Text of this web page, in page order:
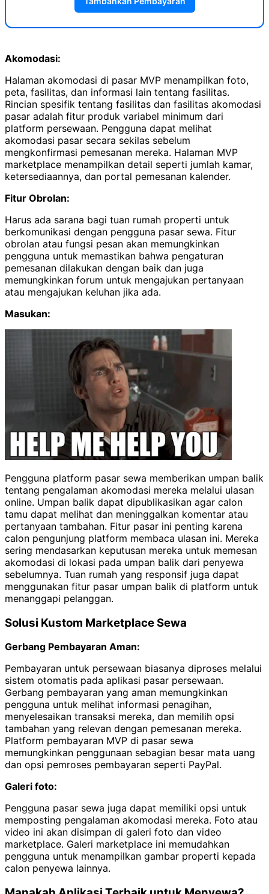
Akomodasi:
Halaman akomodasi di pasar MVP menampilkan foto,
peta, fasilitas, dan informasi lain tentang fasilitas.
Rincian spesifik tentang fasilitas dan fasilitas akomodasi
pasar adalah fitur produk variabel minimum dari
platform persewaan. Pengguna dapat melihat
akomodasi pasar secara sekilas sebelum
mengkonfirmasi pemesanan mereka. Halaman MVP
marketplace menampilkan detail seperti jumlah kamar,
ketersediaannya, dan portal pemesanan kalender.
Fitur Obrolan:
Harus ada sarana bagi tuan rumah properti untuk
berkomunikasi dengan pengguna pasar sewa. Fitur
obrolan atau fungsi pesan akan memungkinkan
pengguna untuk memastikan bahwa pengaturan
pemesanan dilakukan dengan baik dan juga
memungkinkan forum untuk mengajukan pertanyaan
atau mengajukan keluhan jika ada.
Masukan:
Pengguna platform pasar sewa memberikan umpan balik
tentang pengalaman akomodasi mereka melalui ulasan
online. Umpan balik dapat dipublikasikan agar calon
tamu dapat melihat dan meninggalkan komentar atau
pertanyaan tambahan. Fitur pasar ini penting karena
calon pengunjung platform membaca ulasan ini. Mereka
sering mendasarkan keputusan mereka untuk memesan
akomodasi di lokasi pada umpan balik dari penyewa
sebelumnya. Tuan rumah yang responsif juga dapat
menggunakan fitur pasar umpan balik di platform untuk
menanggapi pelanggan.
Solusi Kustom Marketplace Sewa
Gerbang Pembayaran Aman:
Pembayaran untuk persewaan biasanya diproses melalui
sistem otomatis pada aplikasi pasar persewaan.
Gerbang pembayaran yang aman memungkinkan
pengguna untuk melihat informasi penagihan,
menyelesaikan transaksi mereka, dan memilih opsi
tambahan yang relevan dengan pemesanan mereka.
Platform pembayaran MVP di pasar sewa
memungkinkan penggunaan sebagian besar mata uang
dan opsi pemroses pembayaran seperti PayPal.
Galeri foto:
Pengguna pasar sewa juga dapat memiliki opsi untuk
memposting pengalaman akomodasi mereka. Foto atau
video ini akan disimpan di galeri foto dan video
marketplace. Galeri marketplace ini memudahkan
pengguna untuk menampilkan gambar properti kepada
calon penyewa lainnya.